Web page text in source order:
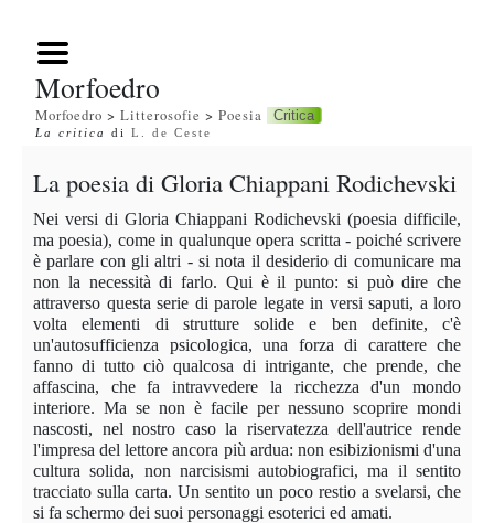
Morfoedro
Morfoedro > Litterosofie > Poesia Critica
La critica di L. de Ceste
La poesia di Gloria Chiappani Rodichevski
Nei versi di Gloria Chiappani Rodichevski (poesia difficile,
ma poesia), come in qualunque opera scritta - poiché scrivere
è parlare con gli altri - si nota il desiderio di comunicare ma
non la necessità di farlo. Qui è il punto: si può dire che
attraverso questa serie di parole legate in versi saputi, a loro
volta elementi di strutture solide e ben definite, c'è
un'autosufficienza psicologica, una forza di carattere che
fanno di tutto ciò qualcosa di intrigante, che prende, che
affascina, che fa intravvedere la ricchezza d'un mondo
interiore. Ma se non è facile per nessuno scoprire mondi
nascosti, nel nostro caso la riservatezza dell'autrice rende
l'impresa del lettore ancora più ardua: non esibizionismi d'una
cultura solida, non narcisismi autobiografici, ma il sentito
tracciato sulla carta. Un sentito un poco restio a svelarsi, che
si fa schermo dei suoi personaggi esoterici ed amati.